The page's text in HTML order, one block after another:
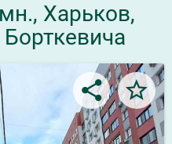
Харьков,
share star_border